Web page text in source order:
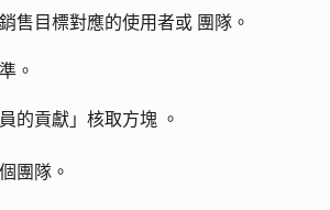
售目標對應的使用者或 團隊 。
。
的貢獻」核取方塊 。
團隊。